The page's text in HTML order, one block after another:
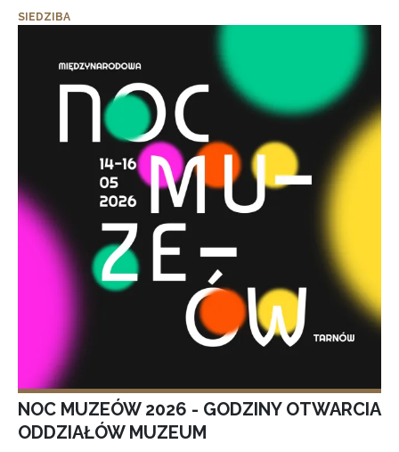
SIEDZIBA
NOC MUZEÓW 2026 - GODZINY OTWARCIA
ODDZIAŁÓW MUZEUM